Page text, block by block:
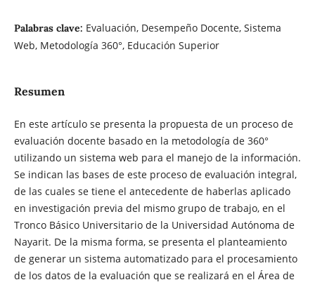
Palabras clave: Evaluación, Desempeño Docente, Sistema
Web, Metodología 360°, Educación Superior
Resumen
En este artículo se presenta la propuesta de un proceso de
evaluación docente basado en la metodología de 360°
utilizando un sistema web para el manejo de la información.
Se indican las bases de este proceso de evaluación integral,
de las cuales se tiene el antecedente de haberlas aplicado
en investigación previa del mismo grupo de trabajo, en el
Tronco Básico Universitario de la Universidad Autónoma de
Nayarit. De la misma forma, se presenta el planteamiento
de generar un sistema automatizado para el procesamiento
de los datos de la evaluación que se realizará en el Área de